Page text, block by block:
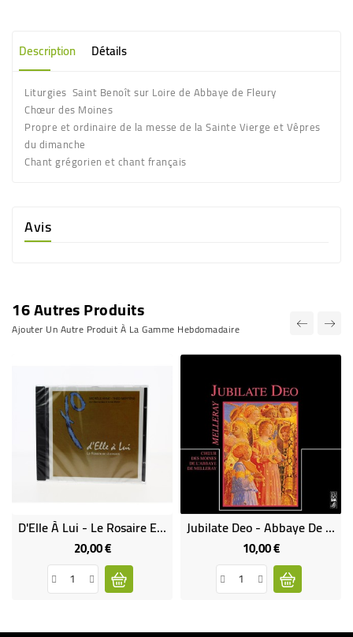
Description Détails
Liturgies Saint Benoît sur Loire de Abbaye de Fleury
Chœur des Moines
Propre et ordinaire de la messe de la Sainte Vierge et Vêpres
du dimanche
Chant grégorien et chant français
Avis
16 Autres Produits
Ajouter Un Autre Produit À La Gamme Hebdomadaire
D'Elle À Lui - Le Rosaire En Chansons
20,00 €Prix
Jubilate Deo - Abbaye De Melleray
10,00 €Prix